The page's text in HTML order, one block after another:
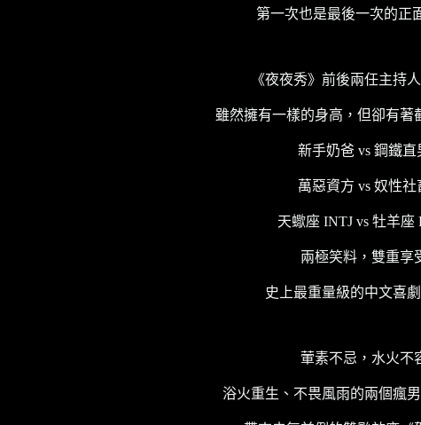
第一次也是最後一次的正
《夜夜秀》前後兩任主持
雖然擁有一樣的身高，但卻有著
新手奶爸 vs 鋼鐵直
萬惡資方 vs 奴性社
天蠍座 INTJ vs 牡羊座
兩極笑料，雙重享
史上最重量級的中文喜
葷素不忌，水火不
浴火重生、不畏風雨的兩個瘋